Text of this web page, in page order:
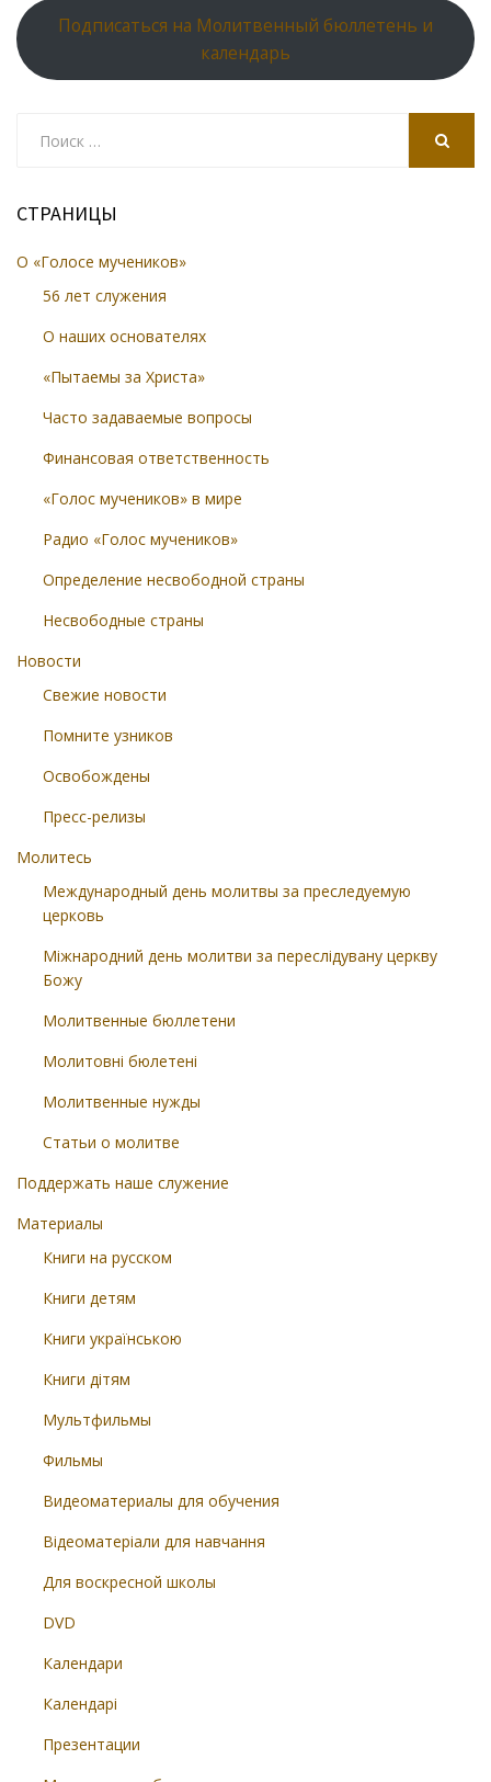
Подписаться на Молитвенный бюллетень и
календарь
СТРАНИЦЫ
О «Голосе мучеников»
56 лет служения
О наших основателях
«Пытаемы за Христа»
Часто задаваемые вопросы
Финансовая ответственность
«Голос мучеников» в мире
Радио «Голос мучеников»
Определение несвободной страны
Несвободные страны
Новости
Свежие новости
Помните узников
Освобождены
Пресс-релизы
Молитесь
Международный день молитвы за преследуемую
церковь
Міжнародний день молитви за переслідувану церкву
Божу
Молитвенные бюллетени
Молитовні бюлетені
Молитвенные нужды
Статьи о молитве
Поддержать наше служение
Материалы
Книги на русском
Книги детям
Книги українською
Книги дітям
Мультфильмы
Фильмы
Видеоматериалы для обучения
Відеоматеріали для навчання
Для воскресной школы
DVD
Календари
Календарі
Презентации